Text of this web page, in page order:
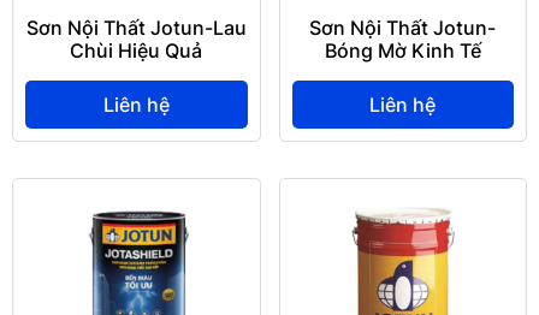
Sơn Nội Thất Jotun-Lau
Chùi Hiệu Quả
Liên hệ
Sơn Nội Thất Jotun-
Bóng Mờ Kinh Tế
Liên hệ